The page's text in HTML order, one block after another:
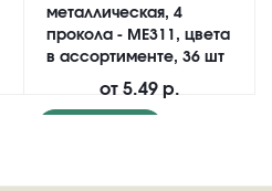
металлическая, 4
прокола - ME311, цвета
в ассортименте, 36 шт
от 5.49 р.